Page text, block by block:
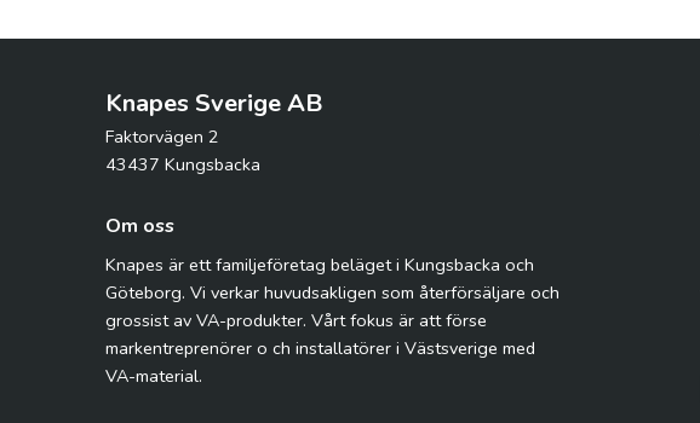
Knapes Sverige AB
Faktorvägen 2
43437 Kungsbacka
Om oss
Knapes är ett familjeföretag beläget i Kungsbacka och
Göteborg. Vi verkar huvudsakligen som återförsäljare och
grossist av VA-produkter. Vårt fokus är att förse
markentreprenörer o ch installatörer i Västsverige med
VA-material.